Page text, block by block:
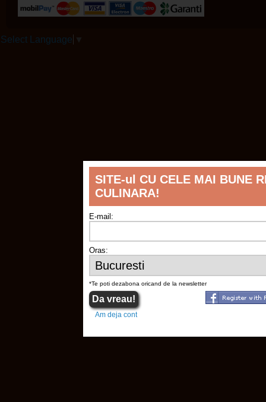
SITE-ul CU CELE MAI BUNE
CULINARA!
E-mail:
Oras:
*Te poti dezabona oricand de la newsletter
Am deja cont
Select Language